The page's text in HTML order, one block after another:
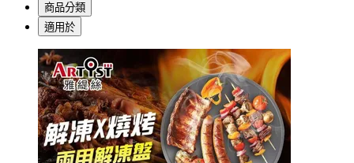
商品分類
適用於